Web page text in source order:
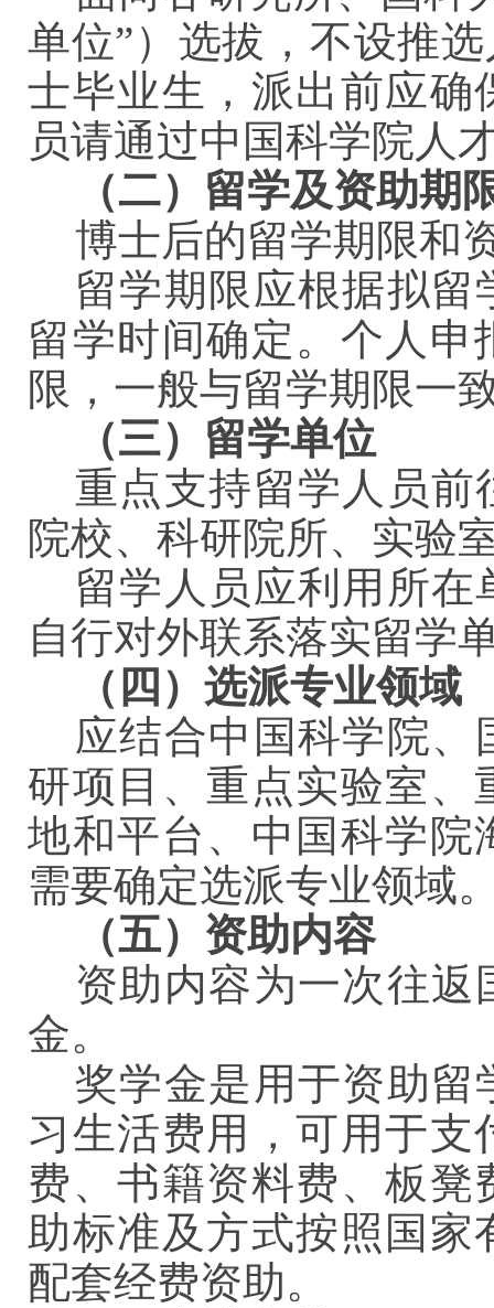
单位”）选拔，不设推
士毕业生，派出前应确
员请通过中国科学院人
（二）留学及资助期
博士后的留学期限和
留学期限应根据拟
留学时间确定。个人
限，一般与留学期限一
（三）留学单位
重点支持留学人员
院校、科研院所、实验
留学人员应利用所
自行对外联系落实留学
（四）选派专业领域
应结合中国科学院
研项目、重点实验室、
地和平台、中国科学院
需要确定选派专业领域
（五）资助内容
资助内容为一次往
金。
奖学金是用于资助留
习生活费用，可用于
费、书籍资料费、板
助标准及方式按照国家
配套经费资助。